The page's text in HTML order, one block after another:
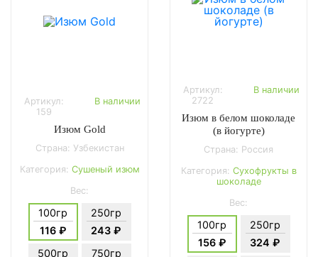
Артикул:
159
В наличии
Изюм Gold
Страна: Узбекистан
Категория: Сушеный изюм
Вес:
100гр
116 ₽
250гр
243 ₽
500гр
750гр
Артикул:
2722
В наличии
Изюм в белом шоколаде
(в йогурте)
Страна: Россия
Категория: Сухофрукты в
шоколаде
Вес:
100гр
156 ₽
250гр
324 ₽